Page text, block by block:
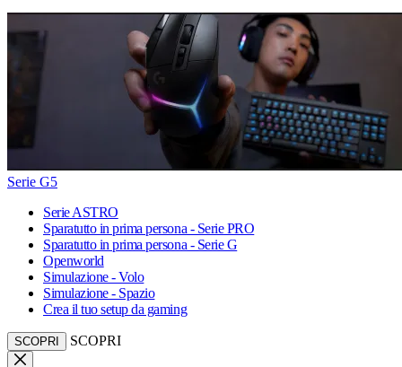
Serie G5
Serie ASTRO
Sparatutto in prima persona - Serie PRO
Sparatutto in prima persona - Serie G
Openworld
Simulazione - Volo
Simulazione - Spazio
Crea il tuo setup da gaming
SCOPRI SCOPRI